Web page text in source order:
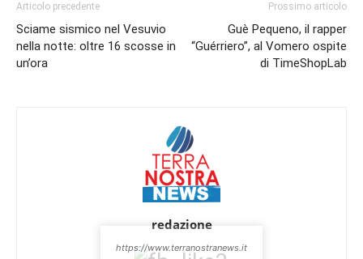
Articolo precedente
Sciame sismico nel Vesuvio
nella notte: oltre 16 scosse in
un’ora
Prossimo articolo
Guè Pequeno, il rapper
“Guérriero”, al Vomero ospite
di TimeShopLab
redazione
https://www.terranostranews.it